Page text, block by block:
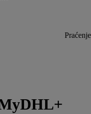
Praćenje